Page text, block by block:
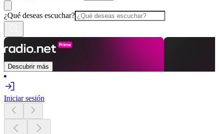
¿Qué deseas escuchar?
Descubrir más
Iniciar sesión